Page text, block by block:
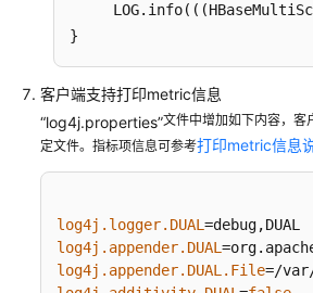
开
发
南
式）
Flink
}
客户端支持打印metric信息
“log4j.properties”文件中增加如下内容，
定文件。指标项信息可参考打印metric信息
log4j.logger.DUAL
log4j.appender.DUAL
log4j.appender.DUAL.File